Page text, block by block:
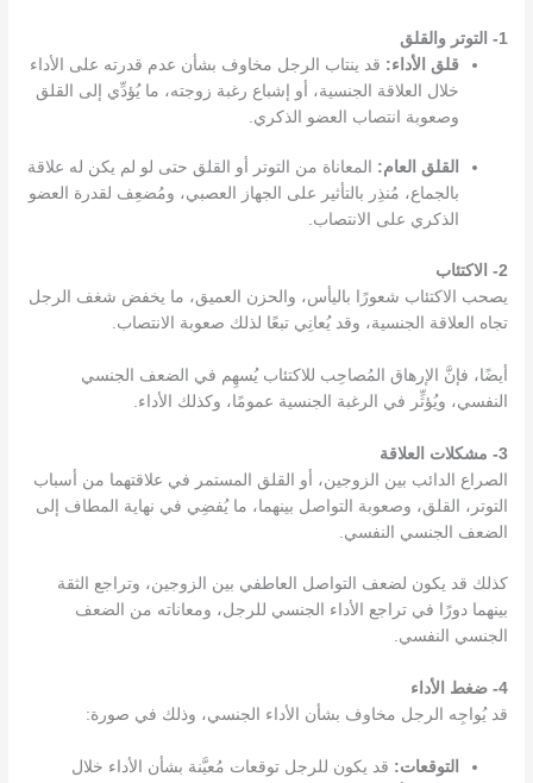
1- التوتر والقلق
قلق الأداء: قد ينتاب الرجل مخاوف بشأن عدم قدرته على الأداء
خلال العلاقة الجنسية، أو إشباع رغبة زوجته، ما يُؤدِّي إلى القلق
وصعوبة انتصاب العضو الذكري.
القلق العام:
المعاناة من التوتر أو القلق حتى لو لم يكن له علاقة
بالجماع، مُنذِر بالتأثير على الجهاز العصبي، ومُضعِف لقدرة العضو
الذكري على الانتصاب.
2- الاكتئاب
يصحب الاكتئاب شعورًا باليأس، والحزن العميق، ما يخفض شغف الرجل
تجاه العلاقة الجنسية، وقد يُعانِي تبعًا لذلك صعوبة الانتصاب.
أيضًا، فإنَّ الإرهاق المُصاحِب للاكتئاب يُسهِم في الضعف الجنسي
النفسي، ويُؤثِّر في الرغبة الجنسية عمومًا، وكذلك الأداء.
3- مشكلات العلاقة
الصراع الدائب بين الزوجين، أو القلق المستمر في علاقتهما من أسباب
التوتر، القلق، وصعوبة التواصل بينهما، ما يُفضِي في نهاية المطاف إلى
الضعف الجنسي النفسي.
كذلك قد يكون لضعف التواصل العاطفي بين الزوجين، وتراجع الثقة
بينهما دورًا في تراجع الأداء الجنسي للرجل، ومعاناته من الضعف
الجنسي النفسي.
4- ضغط الأداء
قد يُواجِه الرجل مخاوف بشأن الأداء الجنسي، وذلك في صورة:
التوقعات: قد يكون للرجل توقعات مُعيَّنة بشأن الأداء خلال